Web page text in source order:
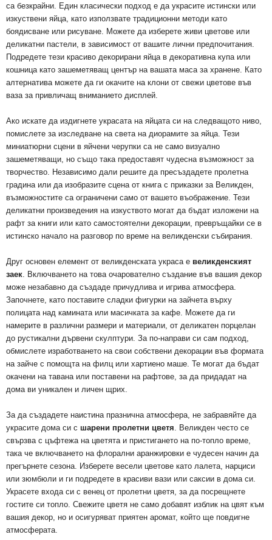
са безкрайни. Един класически подход е да украсите истински или
изкуствени яйца, като използвате традиционни методи като
боядисване или рисуване. Можете да изберете живи цветове или
деликатни пастели, в зависимост от вашите лични предпочитания.
Подредете тези красиво декорирани яйца в декоративна купа или
кошница като зашеметяващ център на вашата маса за хранене. Като
алтернатива можете да ги окачите на клони от свежи цветове във
ваза за привличащ вниманието дисплей.
Ако искате да издигнете украсата на яйцата си на следващото ниво,
помислете за изследване на света на диорамите за яйца. Тези
миниатюрни сцени в яйчени черупки са не само визуално
зашеметяващи, но също така предоставят чудесна възможност за
творчество. Независимо дали решите да пресъздадете пролетна
градина или да изобразите сцена от книга с приказки за Великден,
възможностите са ограничени само от вашето въображение. Тези
деликатни произведения на изкуството могат да бъдат изложени на
рафт за книги или като самостоятелни декорации, превръщайки се в
истинско начало на разговор по време на великденски събирания.
Друг основен елемент от великденската украса е великденският
заек . Включването на това очарователно създание във вашия декор
може незабавно да създаде причудлива и игрива атмосфера.
Започнете, като поставите сладки фигурки на зайчета върху
полицата над камината или масичката за кафе. Можете да ги
намерите в различни размери и материали, от деликатен порцелан
до рустикални дървени скулптури. За по-направи си сам подход,
обмислете изработването на свои собствени декорации във формата
на зайче с помощта на филц или хартиено маше. Те могат да бъдат
окачени на тавана или поставени на рафтове, за да придадат на
дома ви уникален и личен щрих.
За да създадете наистина празнична атмосфера, не забравяйте да
украсите дома си с шарени пролетни цветя . Великден често се
свързва с цъфтежа на цветята и пристигането на по-топло време,
така че включването на флорални аранжировки е чудесен начин да
прегърнете сезона. Изберете весели цветове като лалета, нарциси
или зюмбюли и ги подредете в красиви вази или саксии в дома си.
Украсете входа си с венец от пролетни цветя, за да посрещнете
гостите си топло. Свежите цветя не само добавят изблик на цвят към
вашия декор, но и осигуряват приятен аромат, който ще повдигне
атмосферата.